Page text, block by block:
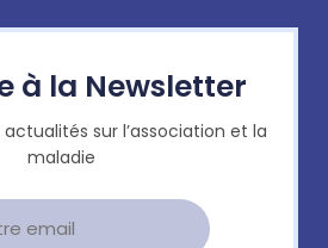
à la Newsletter
sur l’association et la
maladie